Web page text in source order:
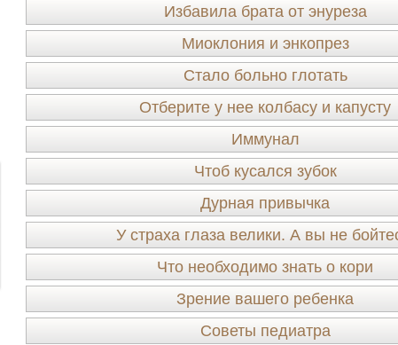
Избавила брата от энуреза
Миоклония и энкопрез
Стало больно глотать
Отберите у нее колбасу и капусту
Иммунал
Чтоб кусался зубок
Дурная привычка
У страха глаза велики. А вы не
Что необходимо знать о кори
Зрение вашего ребенка
Советы педиатра